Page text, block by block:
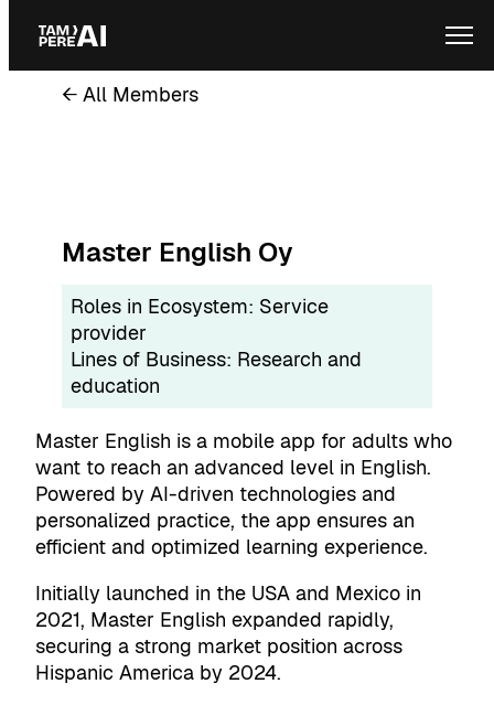
Skip
content
← All Members
Master English Oy
Roles in Ecosystem: Service
provider
Lines of Business: Research and
education
Master English is a mobile app for adults who
want to reach an advanced level in English.
Powered by AI-driven technologies and
personalized practice, the app ensures an
efficient and optimized learning experience.
Initially launched in the USA and Mexico in
2021, Master English expanded rapidly,
securing a strong market position across
Hispanic America by 2024.